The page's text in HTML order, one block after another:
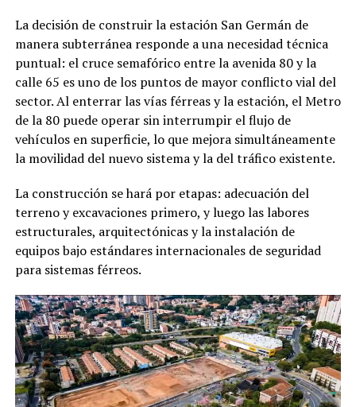
La decisión de construir la estación San Germán de
manera subterránea responde a una necesidad técnica
puntual: el cruce semafórico entre la avenida 80 y la
calle 65 es uno de los puntos de mayor conflicto vial del
sector. Al enterrar las vías férreas y la estación, el Metro
de la 80 puede operar sin interrumpir el flujo de
vehículos en superficie, lo que mejora simultáneamente
la movilidad del nuevo sistema y la del tráfico existente.
La construcción se hará por etapas: adecuación del
terreno y excavaciones primero, y luego las labores
estructurales, arquitectónicas y la instalación de
equipos bajo estándares internacionales de seguridad
para sistemas férreos.